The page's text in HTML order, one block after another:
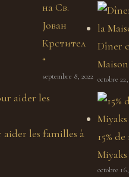
на Св.
Јован
Крстител
“
septembre 8, 2022
aider les familles à
Dîner
octobre 22,
15%
Miyaks
octobre